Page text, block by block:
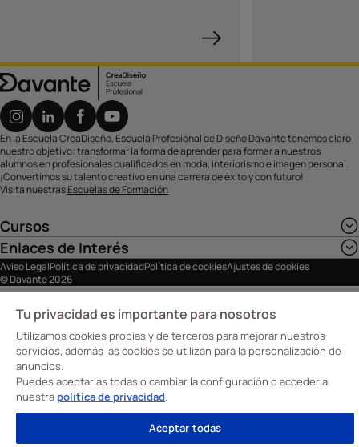
En la Escuela CreaDiseño, Escuela Profesional de Diseño Davante tenemos claro
nuestro objetivo: transformar la forma de aprender para formar a nuestros
alumnos en profesionales cualificados en moda, interiorismo e imagen personal.
¡Convertimos su talento creativo en una carrera de éxito y con futuro!
Visita nuestrasEscuelas de Formación
Cursos
Enlaces de Interés
Aviso LegalPolítica de privacidadPolítica de cookiesAjustes de cookies
© Davante 2026
Tu privacidad es importante para nosotros
Utilizamos cookies propias y de terceros para mejorar nuestros
servicios, además las cookies se utilizan para la personalización de
anuncios.
Puedes aceptarlas todas o cambiar la configuración o acceder a
nuestra política de privacidad.
Aceptar todas